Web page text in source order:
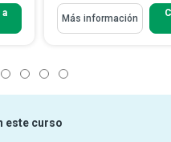
Más información
este curso